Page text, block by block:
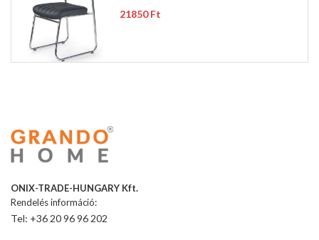
21850 Ft
ONIX-TRADE-HUNGARY Kft.
Rendelés információ:
Tel: +36 20 96 96 202